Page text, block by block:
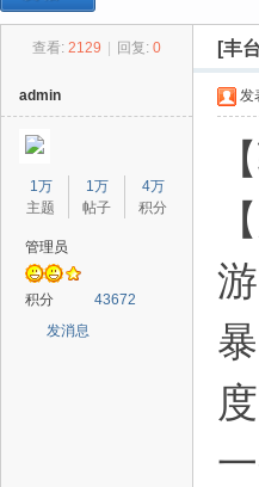
› ›
查看: 2129 回复: 0 [丰
admin
1万
主题
1万
帖子
4万
积分
管理员
积分
43672
发消息
发